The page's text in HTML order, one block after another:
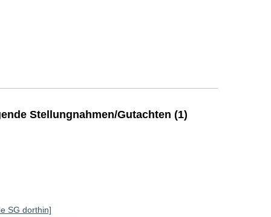
Stellungnahmen/Gutachten (1)
SG dorthin]